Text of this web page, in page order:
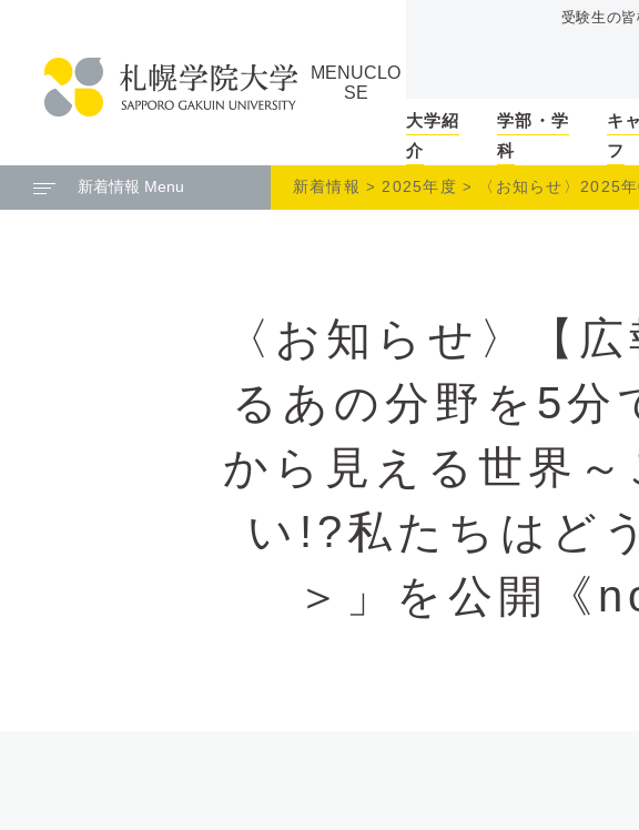
ュ
幌
学
MENUCLO
SE
受験生の
大学紹
介
学部・学
科
キ
フ
新着情報 Menu 新着情報 2025年度 〈お知らせ〉2025
〈お知らせ〉【
るあの分野を5分
から見える世界
い!?私たちはど
＞」を公開《
ッ